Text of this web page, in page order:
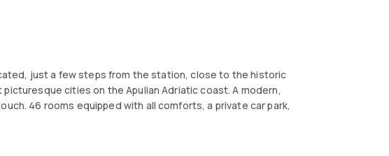
just a few steps from the station, close to the historic
cities on the Apulian Adriatic coast. A modern,
46 rooms equipped with all comforts, a private car park,